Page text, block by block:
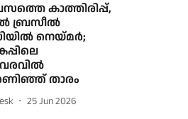
കാത്തിരിപ്പ്,
ബ്രസീൽ
നെയ്മർ;
താരം
25 Jun 2026